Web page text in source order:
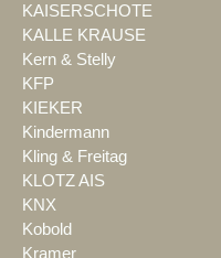
KAISERSCHOTE
KALLE KRAUSE
Kern & Stelly
KFP
KIEKER
Kindermann
Kling & Freitag
KLOTZ AIS
KNX
Kobold
Kramer